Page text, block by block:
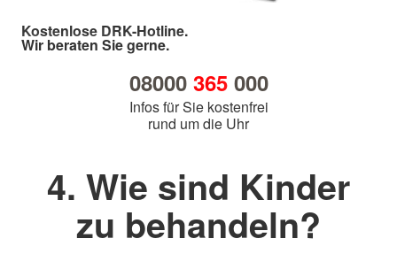
Kostenlose DRK-Hotline.
Wir beraten Sie gerne.
08000 365000
Infos für Sie kostenfrei
rund um die Uhr
4. Wie sind Kinder
zu behandeln?